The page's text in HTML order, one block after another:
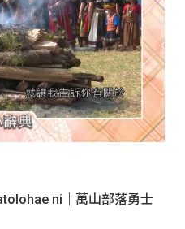
ni｜萬山部落勇士